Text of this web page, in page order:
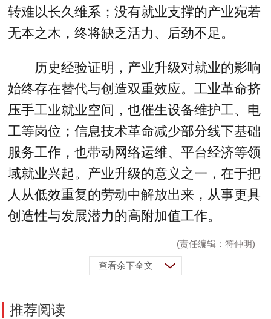
转难以长久维系；没有就业支撑的产业宛若
无本之木，终将缺乏活力、后劲不足。
历史经验证明，产业升级对就业的影响
始终存在替代与创造双重效应。工业革命挤
压手工业就业空间，也催生设备维护工、电
工等岗位；信息技术革命减少部分线下基础
服务工作，也带动网络运维、平台经济等领
域就业兴起。产业升级的意义之一，在于把
人从低效重复的劳动中解放出来，从事更具
创造性与发展潜力的高附加值工作。
(责任编辑：符仲明)
查看余下全文
推荐阅读